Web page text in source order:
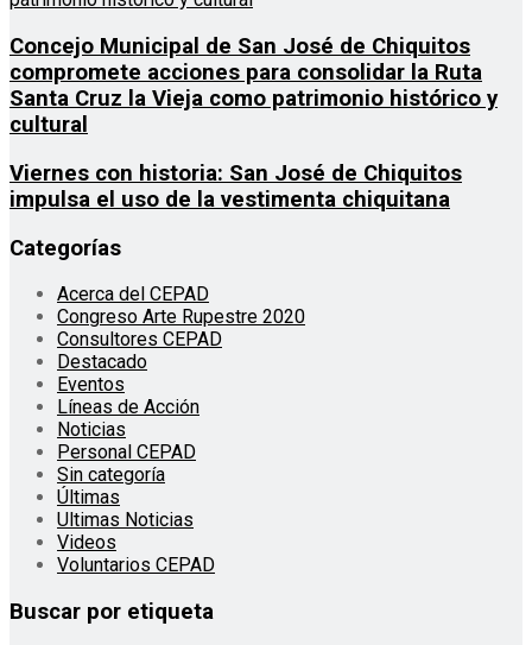
Concejo Municipal de San José de Chiquitos
compromete acciones para consolidar la Ruta
Santa Cruz la Vieja como patrimonio histórico y
cultural
Viernes con historia: San José de Chiquitos
impulsa el uso de la vestimenta chiquitana
Categorías
Acerca del CEPAD
Congreso Arte Rupestre 2020
Consultores CEPAD
Destacado
Eventos
Líneas de Acción
Noticias
Personal CEPAD
Sin categoría
Últimas
Ultimas Noticias
Videos
Voluntarios CEPAD
Buscar por etiqueta